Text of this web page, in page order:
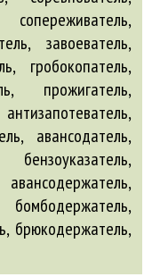
завоеватель,
гробокопатель,
прожигатель,
антизапотеватель,
, авансодатель,
бензоуказатель,
авансодержатель,
бомбодержатель,
, брюкодержатель,